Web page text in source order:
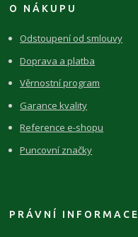
O NÁKUPU
Odstoupení od smlouvy
Doprava a platba
Věrnostní program
Garance kvality
Reference e-shopu
Puncovní značky
PRÁVNÍ INFORMACE